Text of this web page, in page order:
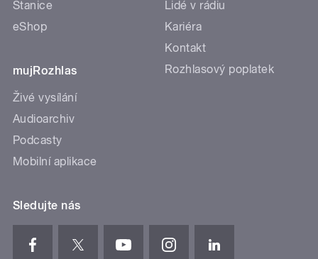
Stanice
eShop
mujRozhlas
Živé vysílání
Audioarchiv
Podcasty
Mobilní aplikace
Lidé v rádiu
Kariéra
Kontakt
Rozhlasový poplatek
Sledujte nás